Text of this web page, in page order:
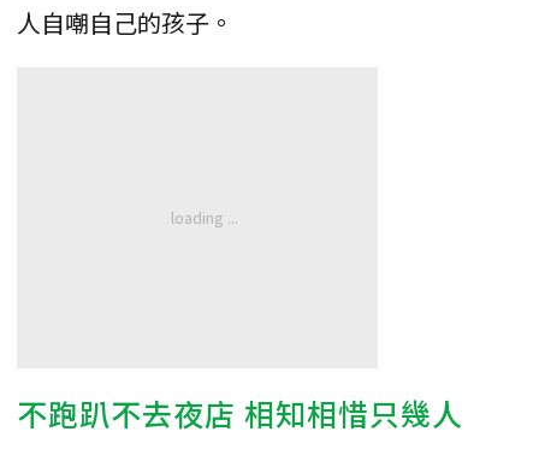
人自嘲自己的孩子。
不跑趴不去夜店 相知相惜只幾人